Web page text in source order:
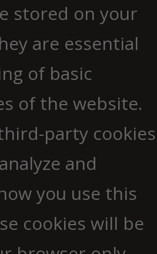
stored on your
are essential
of basic
of the website.
party cookies
and
you use this
cookies will be